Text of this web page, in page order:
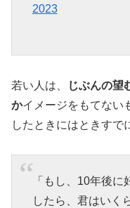
2023
若い人は、
じぶんの望
かイメージをもてない
したときにはときすで
「もし、10年後
したら、君はいく